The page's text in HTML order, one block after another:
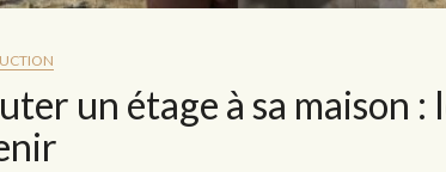
un étage à sa maison :